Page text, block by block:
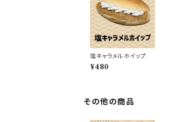
塩キャラメルホイップ
¥480
その他の商品